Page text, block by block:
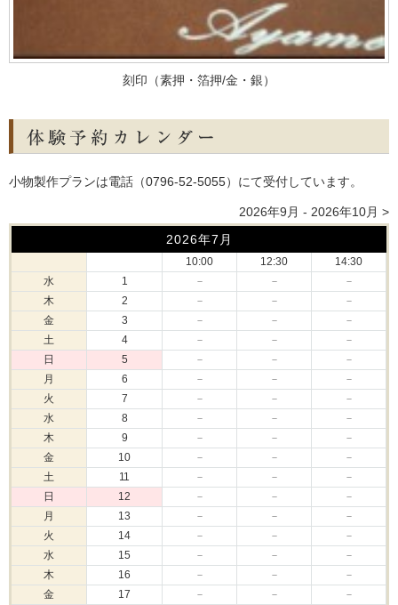
刻印（素押・箔押/金・銀）
小物製作プランは電話（0796-52-5055）にて受付しています。
2026年9月 - 2026年10月 >
2026年7月
10:00 12:30
14:30
水
1 － －
－
木
2 － －
－
金
3 － －
－
土
4 － －
－
日
5 － －
－
月
6 － －
－
火
7 － －
－
水
8 － －
－
木
9 － －
－
金
10 － －
－
土
11 － －
－
日
12 － －
－
月
13 － －
－
火
14 － －
－
水
15 － －
－
木
16 － －
－
金
17 － －
－